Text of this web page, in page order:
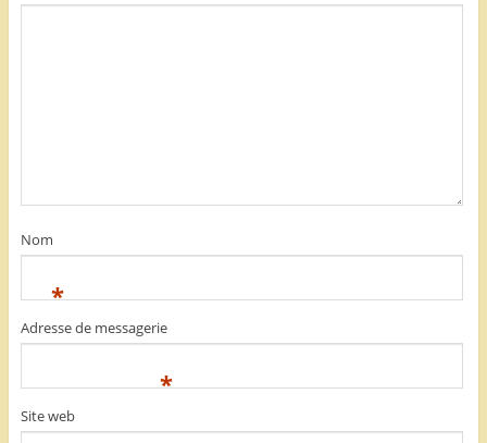
Nom
*
Adresse de messagerie
*
Site web